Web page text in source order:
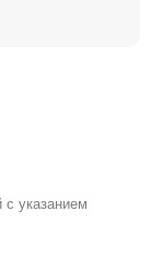
указанием